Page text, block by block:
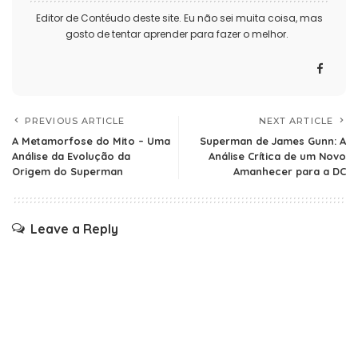
Editor de Contéudo deste site. Eu não sei muita coisa, mas
gosto de tentar aprender para fazer o melhor.
PREVIOUS ARTICLE
A Metamorfose do Mito – Uma
Análise da Evolução da
Origem do Superman
NEXT ARTICLE
Superman de James Gunn: A
Análise Crítica de um Novo
Amanhecer para a DC
Leave a Reply